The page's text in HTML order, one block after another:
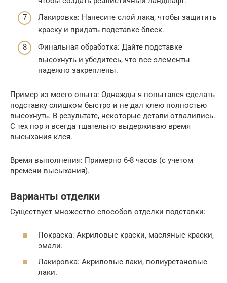
Лакировка: Нанесите слой лака, чтобы защитить
краску и придать подставке блеск.
Финальная обработка: Дайте подставке
высохнуть и убедитесь, что все элементы
надежно закреплены.
Пример из моего опыта: Однажды я попытался сделать
подставку слишком быстро и не дал клею полностью
высохнуть. В результате, некоторые детали отвалились.
С тех пор я всегда тщательно выдерживаю время
высыхания клея.
Время выполнения: Примерно 6-8 часов (с учетом
времени высыхания).
Варианты отделки
Существует множество способов отделки подставки:
Покраска: Акриловые краски, масляные краски,
эмали.
Лакировка: Акриловые лаки, полиуретановые
лаки.